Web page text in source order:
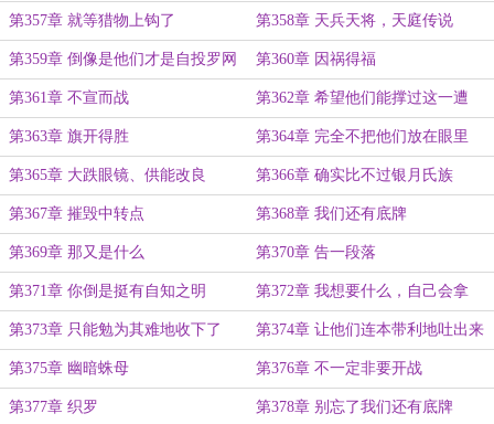
第357章 就等猎物上钩了 第358章 天兵天将，天庭传说
第359章 倒像是他们才是自投罗网
的那一方
第360章 因祸得福
第361章 不宣而战 第362章 希望他们能撑过这一遭
第363章 旗开得胜 第364章 完全不把他们放在眼里
第365章 大跌眼镜、供能改良 第366章 确实比不过银月氏族
第367章 摧毁中转点 第368章 我们还有底牌
第369章 那又是什么 第370章 告一段落
第371章 你倒是挺有自知之明 第372章 我想要什么，自己会拿
第373章 只能勉为其难地收下了 第374章 让他们连本带利地吐出来
第375章 幽暗蛛母 第376章 不一定非要开战
第377章 织罗 第378章 别忘了我们还有底牌